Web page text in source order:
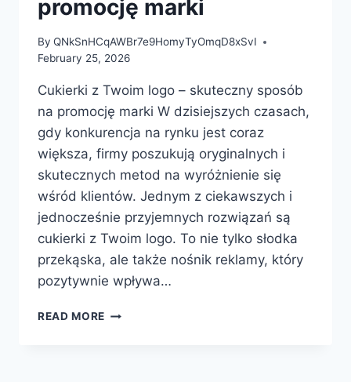
promocję marki
By QNkSnHCqAWBr7e9HomyTyOmqD8xSvI
February 25, 2026
Cukierki z Twoim logo – skuteczny sposób
na promocję marki W dzisiejszych czasach,
gdy konkurencja na rynku jest coraz
większa, firmy poszukują oryginalnych i
skutecznych metod na wyróżnienie się
wśród klientów. Jednym z ciekawszych i
jednocześnie przyjemnych rozwiązań są
cukierki z Twoim logo. To nie tylko słodka
przekąska, ale także nośnik reklamy, który
pozytywnie wpływa…
READ MORE CUKIERKI